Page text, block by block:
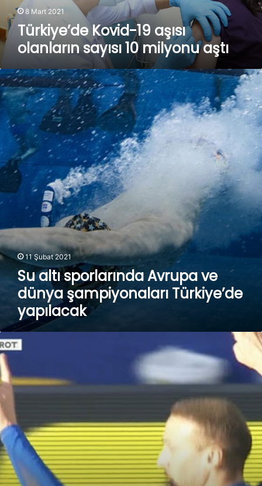
8 Mart 2021
Türkiye’de Kovid-19 aşısı
olanların sayısı 10 milyonu aştı
Su
altı
sporlarında
Avrupa
ve
dünya
şampiyonaları
Türkiye’de
yapılacak
11 Şubat 2021
Su altı sporlarında Avrupa ve
dünya şampiyonaları Türkiye’de
yapılacak
Cenk
Tosun’un
gol
sevinci
İngilizleri
rahatsız
etti